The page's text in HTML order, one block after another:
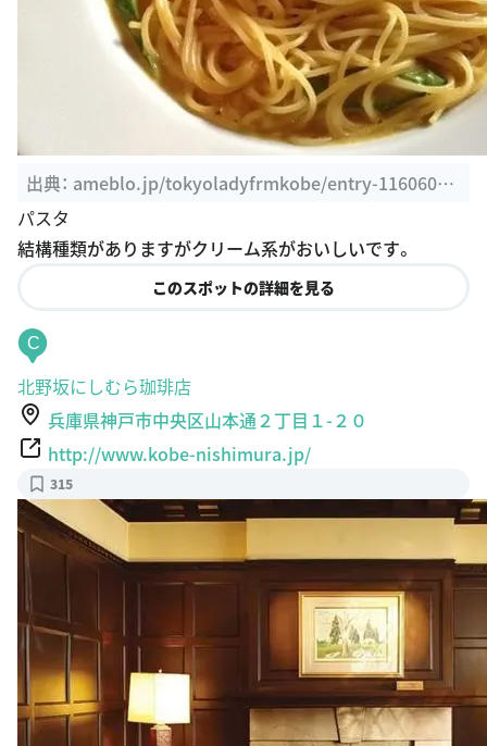
出典： ameblo.jp/tokyoladyfrmkobe/entry-11606003
501.html
パスタ
結構種類がありますがクリーム系がおいしいです。
このスポットの詳細を見る
C
北野坂にしむら珈琲店
兵庫県神戸市中央区山本通２丁目１-２０
http://www.kobe-nishimura.jp/
315